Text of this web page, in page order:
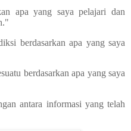
apa yang saya pelajari dan
berdasarkan apa yang saya
berdasarkan apa yang saya
antara informasi yang telah